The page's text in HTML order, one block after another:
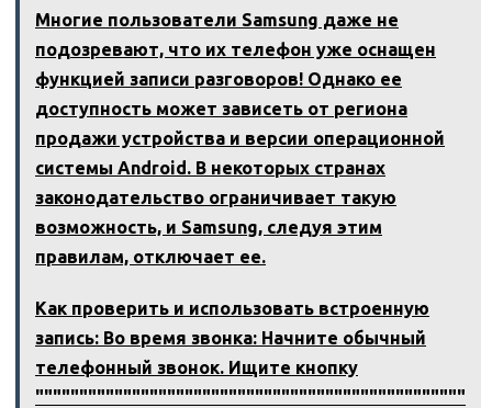
Многие пользователи Samsung даже не
подозревают, что их телефон уже оснащен
функцией записи разговоров! Однако ее
доступность может зависеть от региона
продажи устройства и версии операционной
системы Android. В некоторых странах
законодательство ограничивает такую
возможность, и Samsung, следуя этим
правилам, отключает ее.
Как проверить и использовать встроенную
запись: Во время звонка: Начните обычный
телефонный звонок. Ищите кнопку
"""""""""""""""""""""""""""""""""""""""""""""""""